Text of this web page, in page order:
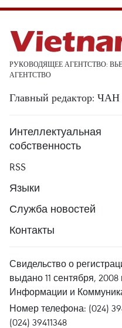
РУКОВОДЯЩЕЕ АГЕНТСТВО:
АГЕНТСТВО
Главный редактор:
Интеллектуальная
собственность
RSS
Языки
Служба новостей
Контакты
Свидельство о
выдано 11 сентября,
Информации и
Номер телефона: (024)
(024) 39411348